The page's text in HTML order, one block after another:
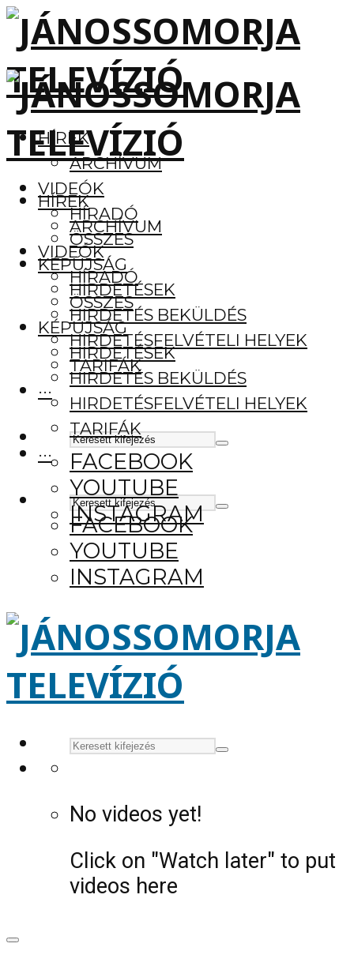
HÍREK
ARCHÍVUM
VIDEÓK
HÍRADÓ
ÖSSZES
KÉPÚJSÁG
HIRDETÉSEK
HIRDETÉS BEKÜLDÉS
HIRDETÉSFELVÉTELI HELYEK
TARIFÁK
···
FACEBOOK
YOUTUBE
INSTAGRAM
HÍREK
ARCHÍVUM
VIDEÓK
HÍRADÓ
ÖSSZES
KÉPÚJSÁG
HIRDETÉSEK
HIRDETÉS BEKÜLDÉS
HIRDETÉSFELVÉTELI HELYEK
TARIFÁK
···
FACEBOOK
YOUTUBE
INSTAGRAM
No videos yet!
Click on "Watch later" to put
videos here